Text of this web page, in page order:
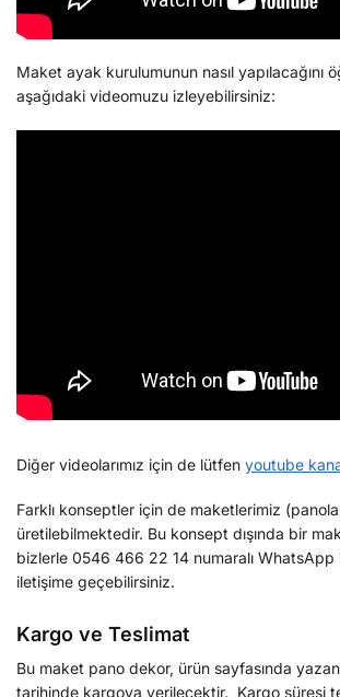
Maket ayak kurulumunun nasıl yapılacağını
aşağıdaki videomuzu izleyebilirsiniz:
Diğer videolarımız için de lütfen youtube
Farklı konseptler için de maketlerimiz
üretilebilmektedir. Bu konsept dışında bir
bizlerle 0546 466 22 14 numaralı WhatsApp
iletişime geçebilirsiniz.
Kargo ve Teslimat
Bu maket pano dekor, ürün sayfasında
tarihinde kargoya verilecektir. Kargo süresi